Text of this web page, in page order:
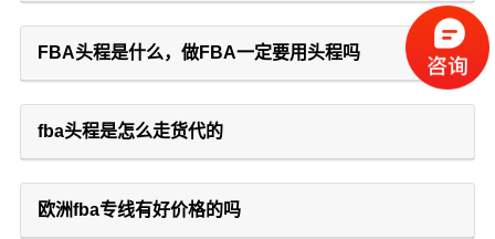
FBA头程是什么，做FBA一定要用头程吗
fba头程是怎么走货代的
欧洲fba专线有好价格的吗